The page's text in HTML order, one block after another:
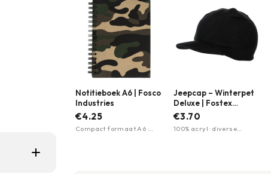
Notitieboek A6 | Fosco
Industries
€4.25
Compact formaat A6 ·
Jeepcap – Winterpet
Deluxe | Fostex
Garments | Zwart
€3.70
100% acryl · diverse